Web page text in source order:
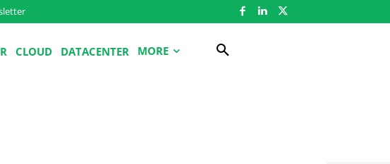
CLOUD DATACENTER MORE